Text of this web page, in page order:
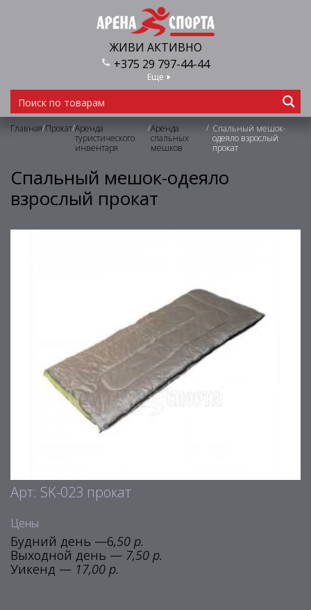
ЖИВИ АКТИВНО
+375 29 797-44-44
Еще
Главная/Прокат/Аренда
туристического
инвентаря
/Аренда
спальных
мешков
/ Спальный мешок-
одеяло взрослый
прокат
Спальный мешок-одеяло
взрослый прокат
Арт: SK-023 прокат
Цены
Будний день —6,50 р.
Выходной день — 7,50 р.
Уикенд — 17,00 р.